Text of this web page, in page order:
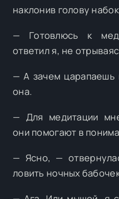
наклонив голову
— Готовлюсь к
ответил я, не
— А зачем царапаешь
она.
— Для медитации
они помогают в
— Ясно, —
ловить ночных